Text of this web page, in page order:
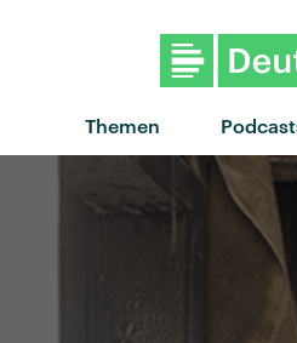
Themen